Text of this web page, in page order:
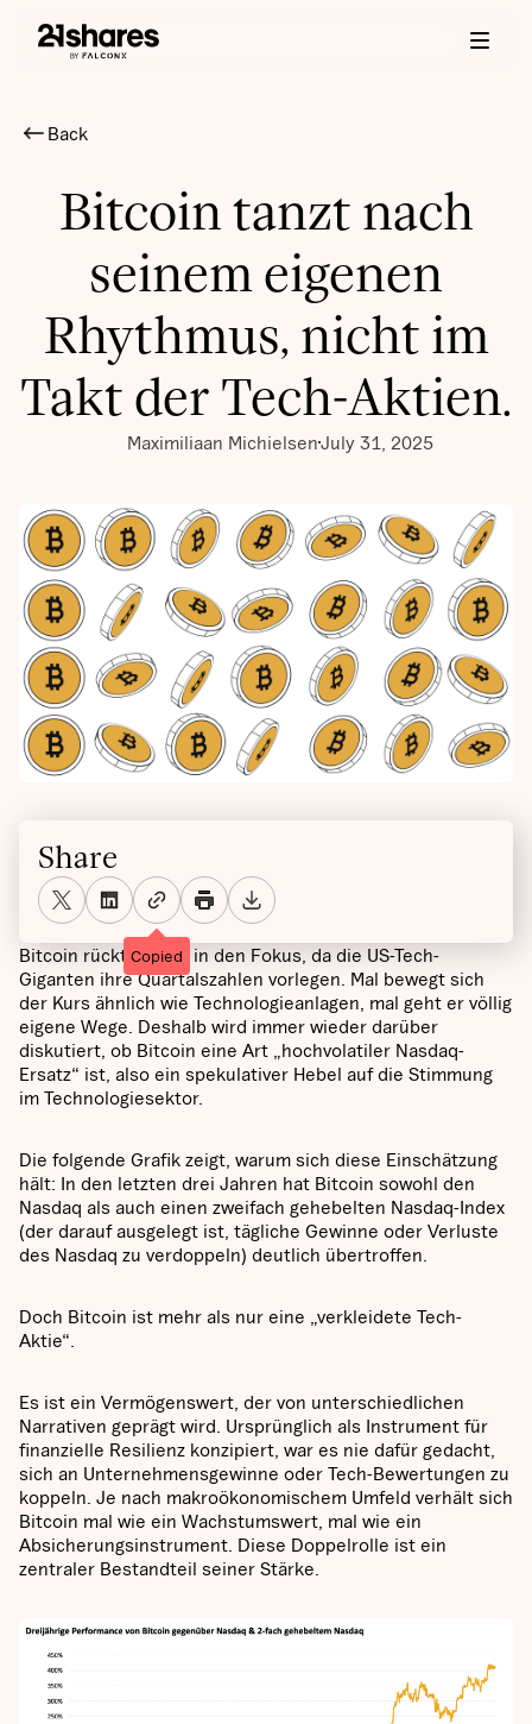
Back
Bitcoin tanzt nach
seinem eigenen
Rhythmus, nicht im
Takt der Tech-Aktien.
Maximiliaan MichielsenJuly 31, 2025
Bitcoin rückt wieder in den Fokus, da die US-Tech-
Giganten ihre Quartalszahlen vorlegen. Mal bewegt sich
der Kurs ähnlich wie Technologieanlagen, mal geht er völlig
eigene Wege. Deshalb wird immer wieder darüber
diskutiert, ob Bitcoin eine Art „hochvolatiler Nasdaq-
Ersatz“ ist, also ein spekulativer Hebel auf die Stimmung
im Technologiesektor.
Die folgende Grafik zeigt, warum sich diese Einschätzung
hält: In den letzten drei Jahren hat Bitcoin sowohl den
Nasdaq als auch einen zweifach gehebelten Nasdaq-Index
(der darauf ausgelegt ist, tägliche Gewinne oder Verluste
des Nasdaq zu verdoppeln) deutlich übertroffen.
Doch Bitcoin ist mehr als nur eine „verkleidete Tech-
Aktie“.
Es ist ein Vermögenswert, der von unterschiedlichen
Narrativen geprägt wird. Ursprünglich als Instrument für
finanzielle Resilienz konzipiert, war es nie dafür gedacht,
sich an Unternehmensgewinne oder Tech-Bewertungen zu
koppeln. Je nach makroökonomischem Umfeld verhält sich
Bitcoin mal wie ein Wachstumswert, mal wie ein
Absicherungsinstrument. Diese Doppelrolle ist ein
zentraler Bestandteil seiner Stärke.
Share
Copied